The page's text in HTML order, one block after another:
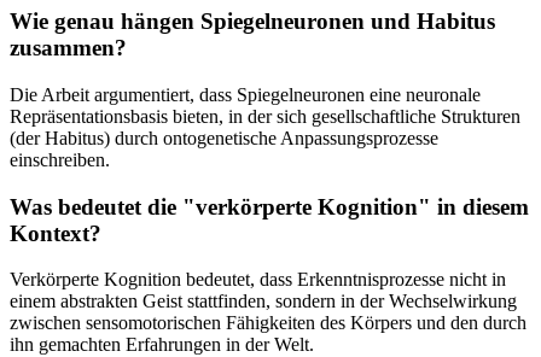
Wie genau hängen Spiegelneuronen und Habitus
zusammen?
Die Arbeit argumentiert, dass Spiegelneuronen eine neuronale
Repräsentationsbasis bieten, in der sich gesellschaftliche Strukturen
(der Habitus) durch ontogenetische Anpassungsprozesse
einschreiben.
Was bedeutet die "verkörperte Kognition" in diesem
Kontext?
Verkörperte Kognition bedeutet, dass Erkenntnisprozesse nicht in
einem abstrakten Geist stattfinden, sondern in der Wechselwirkung
zwischen sensomotorischen Fähigkeiten des Körpers und den durch
ihn gemachten Erfahrungen in der Welt.